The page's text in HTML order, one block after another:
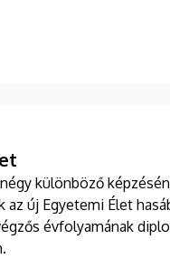
különböző
új Egyetemi Élet
évfolyamának